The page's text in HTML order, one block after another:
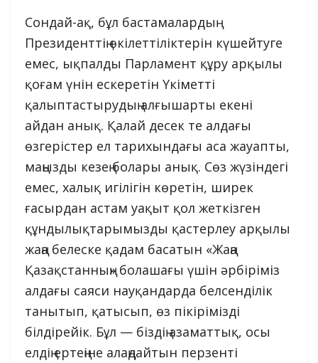
Сондай-ақ, бұл бастамалардың
Президенттің өкілеттіліктерін күшейтуге
емес, ықпалды Парламент құру арқылы
қоғам үнін ескеретін Үкіметті
қалыптастырудың алғышарты екені
айдан анық. Қалай десек те алдағы
өзгерістер ел тарихындағы аса жауапты,
маңызды кезең болары анық. Сөз жүзіндегі
емес, халық игілігін көретін, ширек
ғасырдан астам уақыт қол жеткізген
құндылықтарымызды қастерлеу арқылы
жаңа белеске қадам басатын «Жаңа
Қазақстанның» болашағы үшін әрбіріміз
алдағы саяси науқандарда белсенділік
танытып, қатысып, өз пікірімізді
білдірейік. Бұл — біздің азаматтық, осы
елдің ертеңіне алаңдайтын перзенті